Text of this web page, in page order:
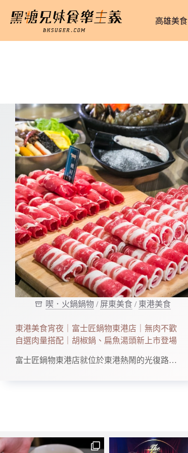
要
高雄美食
喫．火鍋鍋物 / 屏東美食 / 東港美食
東港美食宵夜｜富士匠鍋物東港店｜無肉不歡
自選肉量搭配｜胡椒鍋、扁魚湯頭新上市登場
富士匠鍋物東港店就位於東港熱鬧的光復路…